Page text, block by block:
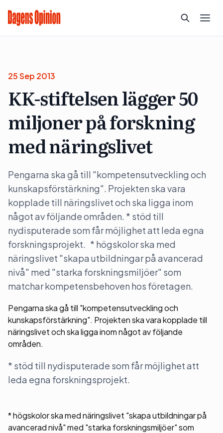
25 Sep 2013
KK-stiftelsen lägger 50
miljoner på forskning
med näringslivet
Pengarna ska gå till "kompetensutveckling och
kunskapsförstärkning". Projekten ska vara
kopplade till näringslivet och ska ligga inom
något av följande områden. * stöd till
nydisputerade som får möjlighet att leda egna
forskningsprojekt. * högskolor ska med
näringslivet "skapa utbildningar på avancerad
nivå" med "starka forskningsmiljöer" som
matchar kompetensbehoven hos företagen.
Pengarna ska gå till "kompetensutveckling och
kunskapsförstärkning". Projekten ska vara kopplade till
näringslivet och ska ligga inom något av följande
områden.
* stöd till nydisputerade som får möjlighet att
leda egna forskningsprojekt.
* högskolor ska med näringslivet "skapa utbildningar på
avancerad nivå" med "starka forskningsmiljöer" som